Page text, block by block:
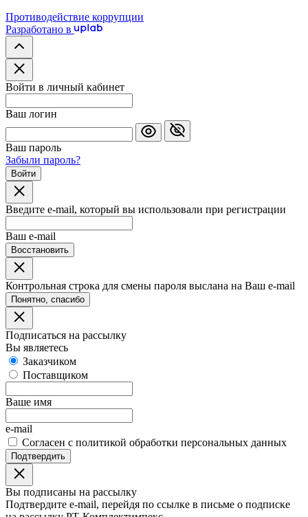
Противодействие коррупции
Разработано в
Войти в личный кабинет
Ваш логин
Ваш пароль
Забыли пароль?
Войти
Введите e-mail, который вы использовали при регистрации
Ваш e-mail
Восстановить
Контрольная строка для смены пароля выслана на Ваш e-mail
Понятно, спасибо
Подписаться на рассылку
Вы являетесь
Заказчиком
Поставщиком
Ваше имя
e-mail
Согласен с политикой обработки персональных данных
Подтвердить
Вы подписаны на рассылку
Подтвердите e-mail, перейдя по ссылке в письме о подписке